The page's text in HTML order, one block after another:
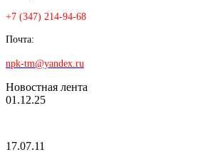
+7 (347) 214-94-68
Почта:
npk-tm@yandex.ru
Новостная лента
01.12.25
17.07.11